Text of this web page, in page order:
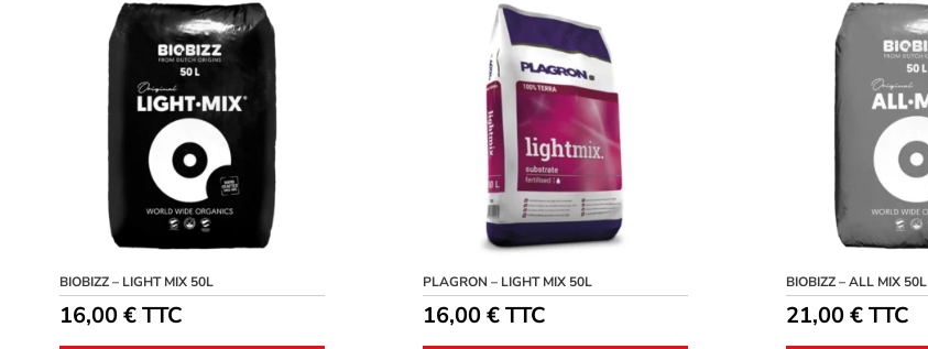
BIOBIZZ – LIGHT MIX 50L
16,00€ TTC
PLAGRON – LIGHT MIX 50L
16,00€TTC
BIOBIZZ – ALL MIX 50L
21,00€TTC